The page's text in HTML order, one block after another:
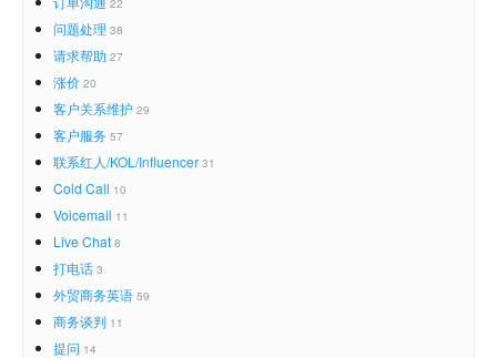
22
问题处理 38
请求帮助 27
涨价 20
客户关系维护 29
客户服务 57
联系红人/KOL/Influencer 31
Cold Call 10
Voicemail 11
Live Chat 8
打电话 3
外贸商务英语 59
商务谈判 11
提问 14